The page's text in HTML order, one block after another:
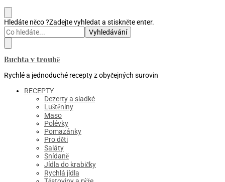
Hledáte něco ?Zadejte vyhledat a stiskněte enter.
Buchta v troubě
Rychlé a jednoduché recepty z obyčejných surovin
RECEPTY
Dezerty a sladké
Luštěniny
Maso
Polévky
Pomazánky
Pro děti
Saláty
Snídaně
Jídla do krabičky
Rychlá jídla